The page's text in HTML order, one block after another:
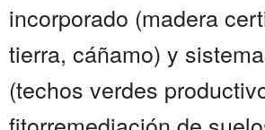
incorporado (madera
tierra, cáñamo) y
(techos verdes